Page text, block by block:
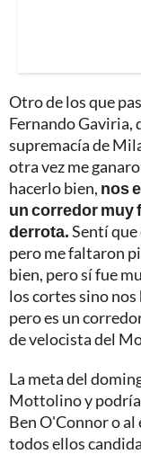
Otro de los que
Fernando Gaviria,
supremacía de
otra vez me
hacerlo bien, nos
un corredor muy
derrota.Sentí
pero me faltaron
bien, pero sí fue
los cortes sino
pero es un
de velocista del
La meta del
Mottolino y
Ben O'Connor o
todos ellos